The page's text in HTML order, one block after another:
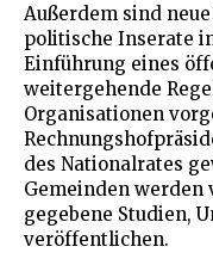
Außerdem sind
politische Inserate
Einführung eines
weitergehende
Organisationen
des Nationalrates
Gemeinden
gegebene Studien,
veröffentlichen.